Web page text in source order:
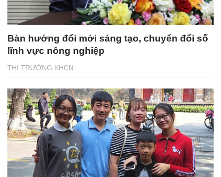
Bàn hướng đổi mới sáng tạo, chuyển đổi số
lĩnh vực nông nghiệp
THỊ TRƯỜNG KHCN